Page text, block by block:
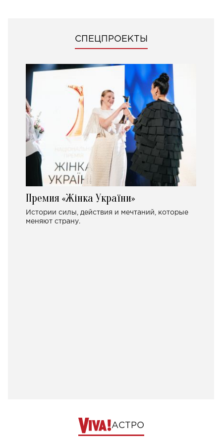
СПЕЦПРОЕКТЫ
Премия «Жінка України»
Истории силы, действия и мечтаний, которые
меняют страну.
АСТРО